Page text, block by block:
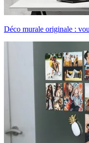
Déco murale originale :